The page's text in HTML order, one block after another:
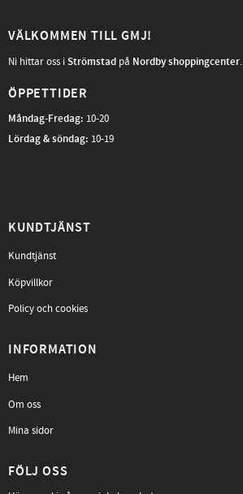
VÄLKOMMEN TILL GMJ!
Ni hittar oss iStrömstad på Nordby shoppingcenter.
ÖPPETTIDER
Måndag-Fredag: 10-20
Lördag & söndag: 10-19
KUNDTJÄNST
Kundtjänst
Köpvillkor
Policy och cookies
INFORMATION
Hem
Om oss
Mina sidor
FÖLJ OSS